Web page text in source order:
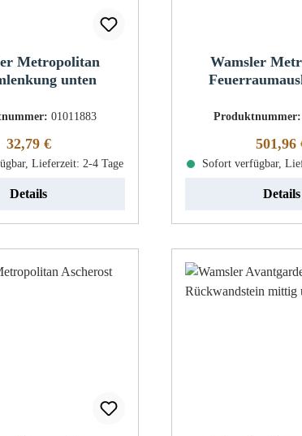
Metropolitan
unten
01011883
Regulärer Preis:
32,79 €
Lieferzeit: 2-4 Tage
Details
Wamsler
501,96
Sofort verfügbar,
Details